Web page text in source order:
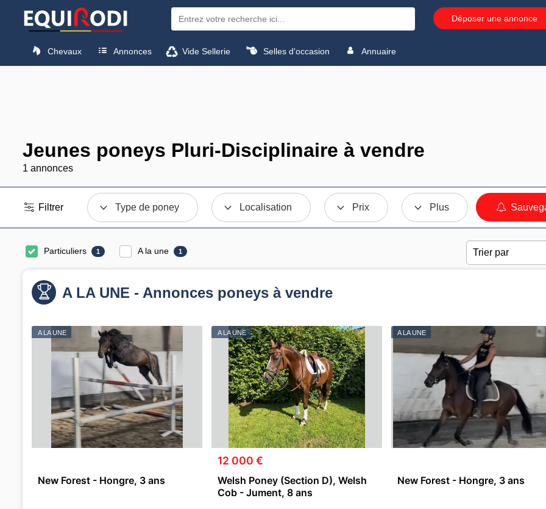
Déposer une annonce
Chevaux Annonces Vide Sellerie Selles d'occasion Annuaire
Jeunes poneys Pluri-Disciplinaire à vendre
1 annonces
Filtrer Type de poney Localisation Prix Plus
Particuliers 1 A la une 1
A LA UNE - Annonces poneys à vendre
A LA UNE
New Forest - Hongre, 3 ans
A LA UNE
12 000 €
Welsh Poney (Section D), Welsh
Cob - Jument, 8 ans
A LA UNE
New Forest - Hongre, 3 ans